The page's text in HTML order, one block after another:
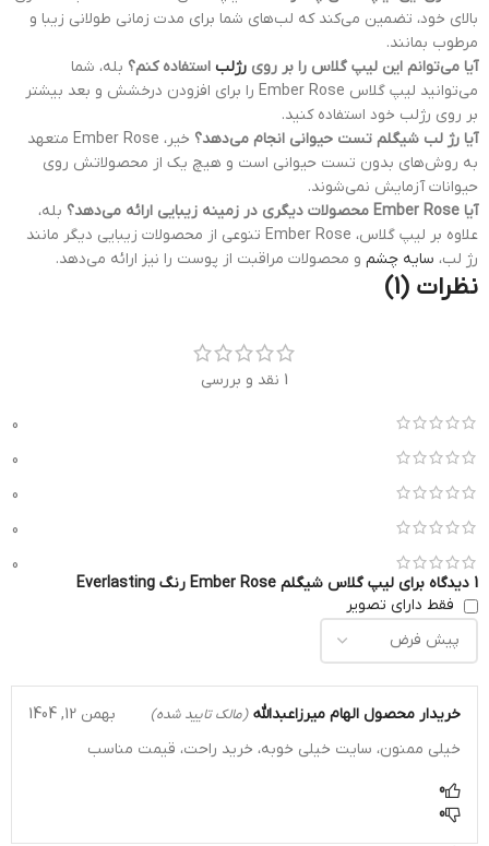
بالای خود، تضمین می‌کند که لب‌های شما برای مدت زمانی طولانی زیبا و
مرطوب بمانند.
آیا می‌توانم این لیپ گلاس را بر روی رژلب استفاده کنم؟ بله، شما
می‌توانید لیپ گلاس Ember Rose را برای افزودن درخشش و بعد بیشتر
بر روی رژلب خود استفاده کنید.
آیا رژ لب شیگلم تست حیوانی انجام می‌دهد؟
خیر، Ember Rose متعهد
به روش‌های بدون تست حیوانی است و هیچ یک از محصولاتش روی
حیوانات آزمایش نمی‌شوند.
آیا Ember Rose محصولات دیگری در زمینه زیبایی ارائه می‌دهد؟
بله،
علاوه بر لیپ گلاس، Ember Rose تنوعی از محصولات زیبایی دیگر مانند
رژ لب، سایه چشم و محصولات مراقبت از پوست را نیز ارائه می‌دهد.
نظرات (1)
1 نقد و بررسی
0
0
0
0
0
1 دیدگاه برای
لیپ گلاس شیگلم Ember Rose رنگ Everlasting
فقط دارای تصویر
خریدار محصول الهام میرزاعبدالله (مالک تایید شده)
بهمن 12, 1404
خیلی ممنون، سایت خیلی خوبه، خرید راحت، قیمت مناسب
0
0